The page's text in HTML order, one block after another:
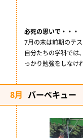
必死の思いで・・・
7月の末は前期のテ
自分たちの学科では
っかり勉強をしなけ
8月 バーベキュー